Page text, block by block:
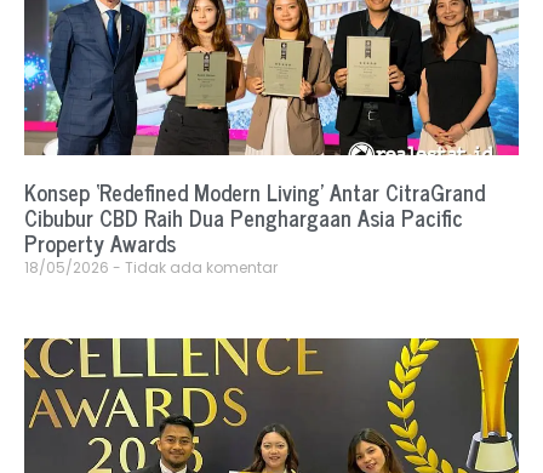
Konsep ‘Redefined Modern Living’ Antar CitraGrand
Cibubur CBD Raih Dua Penghargaan Asia Pacific
Property Awards
18/05/2026 Tidak ada komentar